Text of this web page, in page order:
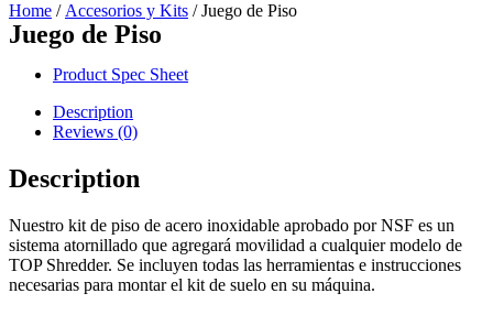
Home / Accesorios y Kits / Juego de Piso
Juego de Piso
Product Spec Sheet
Description
Reviews (0)
Description
Nuestro kit de piso de acero inoxidable aprobado por NSF es un
sistema atornillado que agregará movilidad a cualquier modelo de
TOP Shredder. Se incluyen todas las herramientas e instrucciones
necesarias para montar el kit de suelo en su máquina.